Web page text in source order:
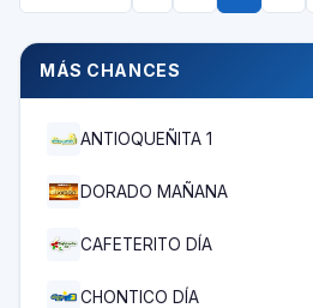
MÁS CHANCES
ANTIOQUEÑITA 1
DORADO MAÑANA
CAFETERITO DÍA
CHONTICO DÍA